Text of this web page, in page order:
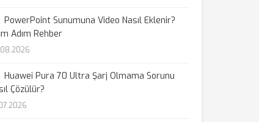
PowerPoint Sunumuna Video Nasıl Eklenir?
Adım Rehber
Huawei Pura 70 Ultra Şarj Olmama Sorunu
Çözülür?